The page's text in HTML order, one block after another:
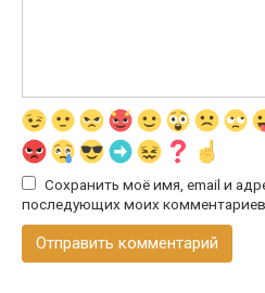
Сохранить моё имя, email и
последующих моих комментариев.